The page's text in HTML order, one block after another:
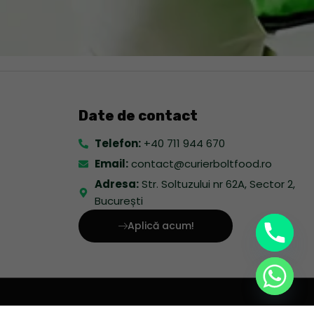
Date de contact
Telefon:+40 711 944 670
Email:contact@curierboltfood.ro
Adresa:Str. Soltuzului nr 62A, Sector 2,
București
Aplică acum!